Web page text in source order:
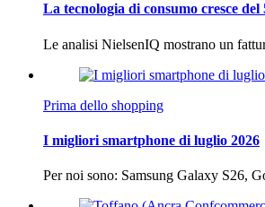
La tecnologia di consumo cresce
Le analisi NielsenIQ mostrano un
Prima dello shopping
I migliori smartphone di luglio 2026
Per noi sono: Samsung Galaxy S26,